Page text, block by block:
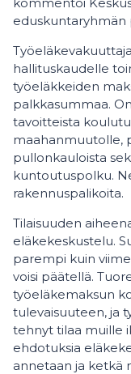
eduskuntaryhmän
hallituskaudelle
työeläkkeiden
palkkasummaa.
tavoitteista
maahanmuutolle,
pullonkauloista
kuntoutuspolku.
rakennuspalikoita.
Tilaisuuden
eläkekeskustelu.
parempi kuin
voisi päätellä.
työeläkemaksun
tulevaisuuteen, ja
tehnyt tilaa muille
ehdotuksia
annetaan ja ketkä